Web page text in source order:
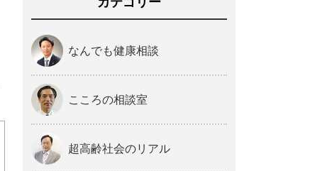
なんでも健康相談
こころの相談室
超高齢社会のリアル